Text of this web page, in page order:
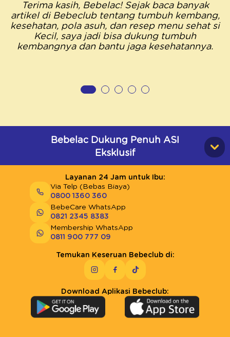
Terima kasih, Bebelac! Sejak baca banyak
artikel di Bebeclub tentang tumbuh kembang,
kesehatan, pola asuh, dan resep menu sehat si
Kecil, saya jadi bisa dukung tumbuh
kembangnya dan bantu jaga kesehatannya.
Bebelac Dukung Penuh ASI
Eksklusif
Layanan 24 Jam untuk Ibu:
Via Telp (Bebas Biaya)
0800 1360 360
BebeCare WhatsApp
0821 2345 8383
Membership WhatsApp
0811 900 777 09
Temukan Keseruan Bebeclub di:
Download Aplikasi Bebeclub: